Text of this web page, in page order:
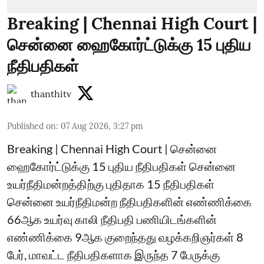
Breaking | Chennai High Court |
சென்னை ஹைகோர்ட்டுக்கு 15 புதிய
நீதிபதிகள்
thanthitv
Published on: 07 Aug 2026, 3:27 pm
Breaking | Chennai High Court | சென்னை
ஹைகோர்ட்டுக்கு 15 புதிய நீதிபதிகள் சென்னை
உயர்நீதிமன்றத்திற்கு புதிதாக 15 நீதிபதிகள்
சென்னை உயர்நீதிமன்ற நீதிபதிகளின் எண்ணிக்கை
66ஆக உயர்வு காலி நீதிபதி பணியிடங்களின்
எண்ணிக்கை 9ஆக குறைந்தது வழக்கறிஞர்கள் 8
பேர், மாவட்ட நீதிபதிகளாக இருந்த 7 பேருக்கு